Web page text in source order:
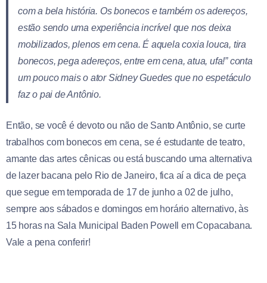
com a bela história. Os bonecos e também os adereços,
estão sendo uma experiência incrível que nos deixa
mobilizados, plenos em cena. É aquela coxia louca, tira
bonecos, pega adereços, entre em cena, atua, ufa!” conta
um pouco mais o ator Sidney Guedes que no espetáculo
faz o pai de Antônio.
Então, se você é devoto ou não de Santo Antônio, se curte
trabalhos com bonecos em cena, se é estudante de teatro,
amante das artes cênicas ou está buscando uma alternativa
de lazer bacana pelo Rio de Janeiro, fica aí a dica de peça
que segue em temporada de 17 de junho a 02 de julho,
sempre aos sábados e domingos em horário alternativo, às
15 horas na Sala Municipal Baden Powell em Copacabana.
Vale a pena conferir!